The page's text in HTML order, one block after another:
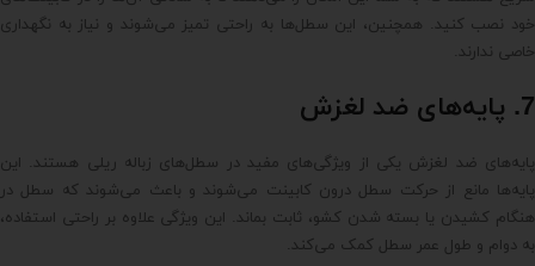
خود نصب کنید. همچنین، این سطل‌ها به راحتی تمیز می‌شوند و نیاز به نگهداری
خاصی ندارند.
7. پایه‌های ضد لغزش
پایه‌های ضد لغزش یکی از ویژگی‌های مفید در سطل‌های زباله ریلی هستند. این
پایه‌ها مانع از حرکت سطل درون کابینت می‌شوند و باعث می‌شوند که سطل در
هنگام کشیدن یا بسته شدن کشو، ثابت بماند. این ویژگی علاوه بر راحتی استفاده،
به دوام و طول عمر سطل کمک می‌کند.